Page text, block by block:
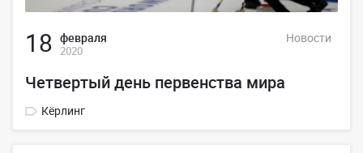
18 февраля
2020
Новости
Четвертый день первенства мира
Кёрлинг